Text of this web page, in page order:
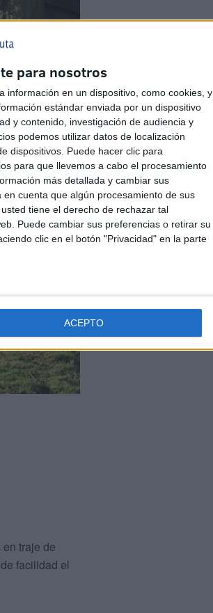
para nosotros
información en un dispositivo, como cookies, y
estándar enviada por un dispositivo
y contenido, investigación de audiencia y
podemos utilizar datos de localización
dispositivos. Puede hacer clic para
para que llevemos a cabo el procesamiento
más detallada y cambiar sus
en cuenta que algún procesamiento de sus
tiene el derecho de rechazar tal
Puede cambiar sus preferencias o retirar su
clic en el botón "Privacidad" en la parte
ACEPTO
traje de
facilidad el